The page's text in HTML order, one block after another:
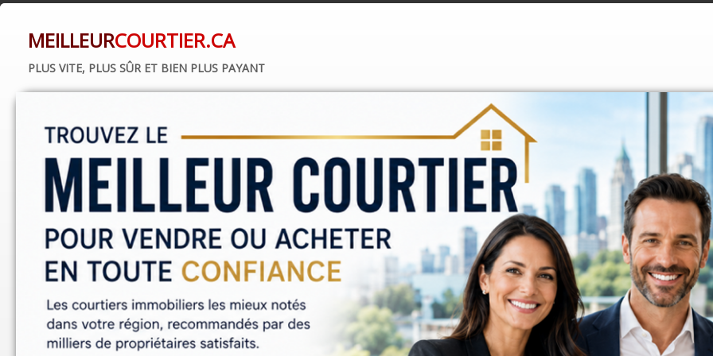
MEILLEURCOURTIER.CA
PLUS VITE, PLUS SÛR ET BIEN PLUS PAYANT